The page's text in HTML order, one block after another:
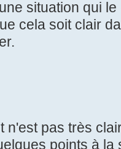
situation qui
cela soit clair
n'est pas très
points à la